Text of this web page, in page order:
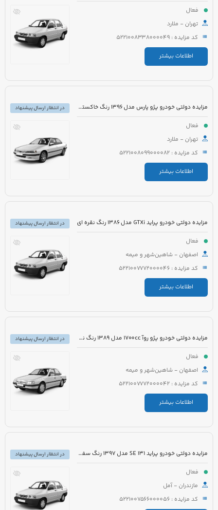
فعال
تهران - ملارد
کد مزایده : 5221008338000049
اطلاعات بیشتر
مزایده دولتی خودرو پژو پارس مدل 1396 رنگ خاکستری متالیک
فعال
تهران - ملارد
کد مزایده : 5221008099000082
اطلاعات بیشتر
در انتظار ارسال پیشنهاد
مزایده دولتی خودرو پراید GTXi مدل 1386 رنگ نقره ای
فعال
اصفهان - شاهین‌شهر و میمه
کد مزایده : 5221007772000046
اطلاعات بیشتر
در انتظار ارسال پیشنهاد
مزایده دولتی خودرو پژو روآ 1700cc مدل 1389 رنگ نقره ای متالیک
فعال
اصفهان - شاهین‌شهر و میمه
کد مزایده : 5221007772000042
اطلاعات بیشتر
در انتظار ارسال پیشنهاد
مزایده دولتی خودرو پراید 131 SE مدل 1397 رنگ سفید
فعال
مازندران - آمل
کد مزایده : 5221007566000056
در انتظار ارسال پیشنهاد